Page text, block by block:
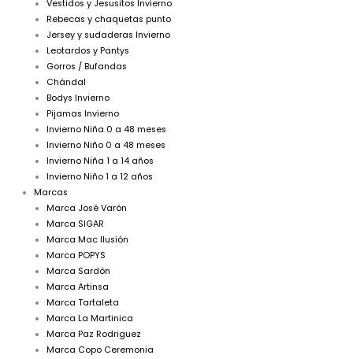
Vestidos y Jesusitos Invierno
Rebecas y chaquetas punto
Jersey y sudaderas Invierno
Leotardos y Pantys
Gorros / Bufandas
Chándal
Bodys Invierno
Pijamas Invierno
Invierno Niña 0 a 48 meses
Invierno Niño 0 a 48 meses
Invierno Niña 1 a 14 años
Invierno Niño 1 a 12 años
Marcas
Marca José Varón
Marca SIGAR
Marca Mac Ilusión
Marca POPYS
Marca Sardón
Marca Artinsa
Marca Tartaleta
Marca La Martinica
Marca Paz Rodriguez
Marca Copo Ceremonia